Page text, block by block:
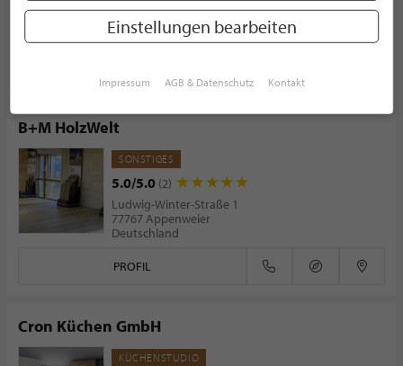
B+M HolzWelt
SONSTIGES
5.0/5.0 (2)
Ludwig-Winter-Straße 1
77767 Appenweier
Deutschland
PROFIL
Cron Küchen GmbH
KÜCHENSTUDIO
Einstellungen bearbeiten
Impressum AGB & Datenschutz Kontakt